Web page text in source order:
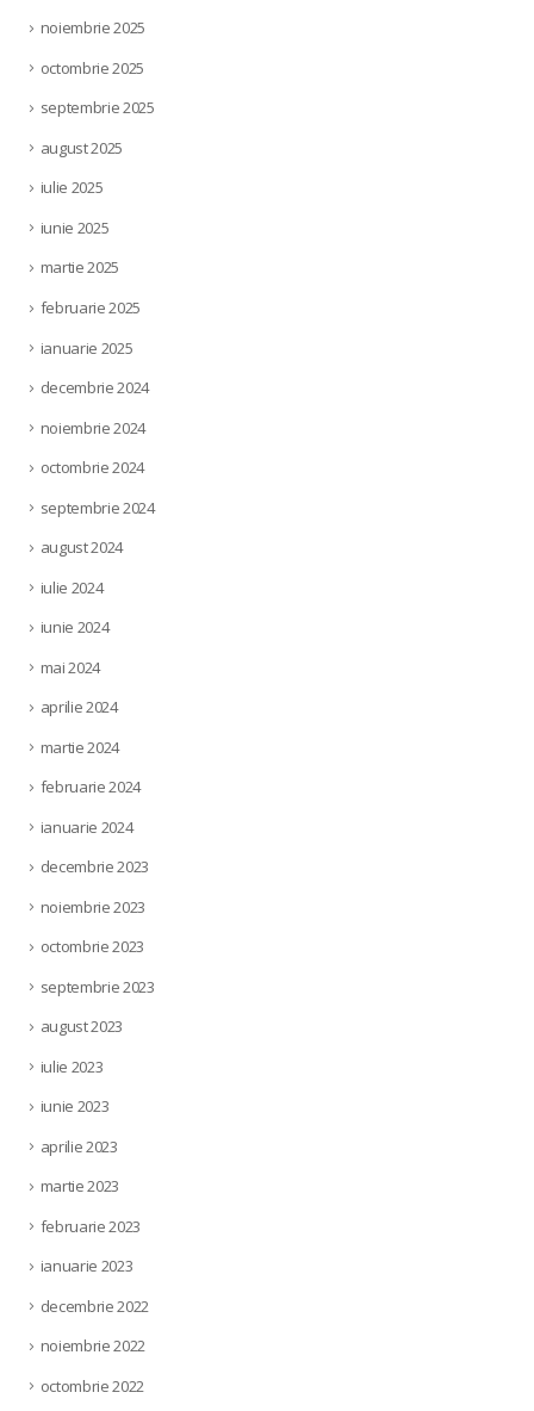
noiembrie 2025
octombrie 2025
septembrie 2025
august 2025
iulie 2025
iunie 2025
martie 2025
februarie 2025
ianuarie 2025
decembrie 2024
noiembrie 2024
octombrie 2024
septembrie 2024
august 2024
iulie 2024
iunie 2024
mai 2024
aprilie 2024
martie 2024
februarie 2024
ianuarie 2024
decembrie 2023
noiembrie 2023
octombrie 2023
septembrie 2023
august 2023
iulie 2023
iunie 2023
aprilie 2023
martie 2023
februarie 2023
ianuarie 2023
decembrie 2022
noiembrie 2022
octombrie 2022